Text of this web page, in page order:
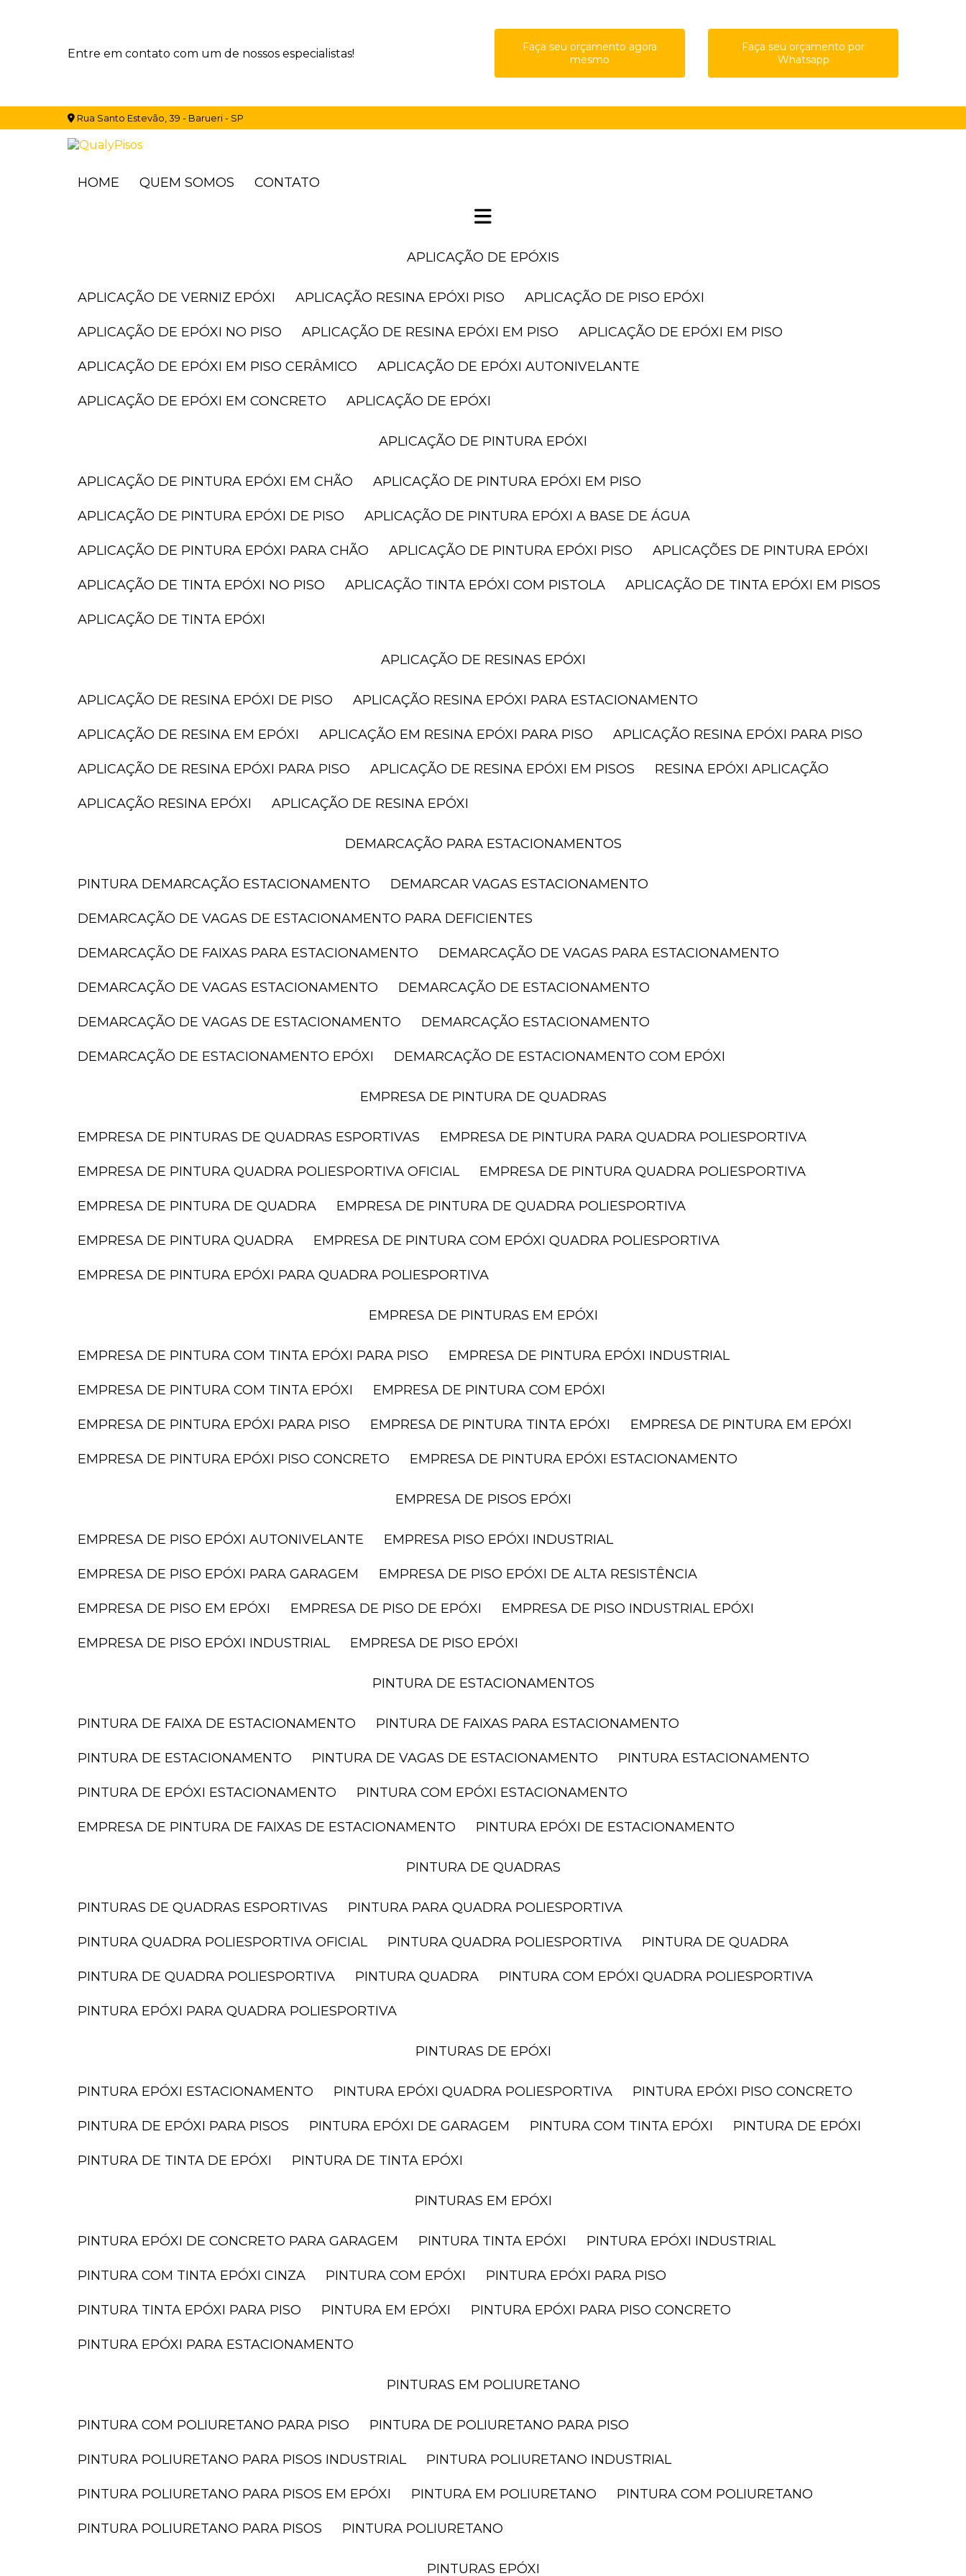
Entre em contato com um de nossos especialistas!
Faça seu orçamento agora
mesmo
Faça seu orçamento por
Whatsapp
Rua Santo Estevão, 39 - Barueri - SP
HOME QUEM SOMOS CONTATO
APLICAÇÃO DE EPÓXIS
APLICAÇÃO DE VERNIZ EPÓXI APLICAÇÃO RESINA EPÓXI PISO APLICAÇÃO DE PISO EPÓXI
APLICAÇÃO DE EPÓXI NO PISO APLICAÇÃO DE RESINA EPÓXI EM PISO APLICAÇÃO DE EPÓXI EM PISO
APLICAÇÃO DE EPÓXI EM PISO CERÂMICO APLICAÇÃO DE EPÓXI AUTONIVELANTE
APLICAÇÃO DE EPÓXI EM CONCRETO APLICAÇÃO DE EPÓXI
APLICAÇÃO DE PINTURA EPÓXI
APLICAÇÃO DE PINTURA EPÓXI EM CHÃO APLICAÇÃO DE PINTURA EPÓXI EM PISO
APLICAÇÃO DE PINTURA EPÓXI DE PISO APLICAÇÃO DE PINTURA EPÓXI A BASE DE ÁGUA
APLICAÇÃO DE PINTURA EPÓXI PARA CHÃO APLICAÇÃO DE PINTURA EPÓXI PISO APLICAÇÕES DE PINTURA EPÓXI
APLICAÇÃO DE TINTA EPÓXI NO PISO APLICAÇÃO TINTA EPÓXI COM PISTOLA APLICAÇÃO DE TINTA EPÓXI EM PISOS
APLICAÇÃO DE TINTA EPÓXI
APLICAÇÃO DE RESINAS EPÓXI
APLICAÇÃO DE RESINA EPÓXI DE PISO APLICAÇÃO RESINA EPÓXI PARA ESTACIONAMENTO
APLICAÇÃO DE RESINA EM EPÓXI APLICAÇÃO EM RESINA EPÓXI PARA PISO APLICAÇÃO RESINA EPÓXI PARA PISO
APLICAÇÃO DE RESINA EPÓXI PARA PISO APLICAÇÃO DE RESINA EPÓXI EM PISOS RESINA EPÓXI APLICAÇÃO
APLICAÇÃO RESINA EPÓXI APLICAÇÃO DE RESINA EPÓXI
DEMARCAÇÃO PARA ESTACIONAMENTOS
PINTURA DEMARCAÇÃO ESTACIONAMENTO DEMARCAR VAGAS ESTACIONAMENTO
DEMARCAÇÃO DE VAGAS DE ESTACIONAMENTO PARA DEFICIENTES
DEMARCAÇÃO DE FAIXAS PARA ESTACIONAMENTO DEMARCAÇÃO DE VAGAS PARA ESTACIONAMENTO
DEMARCAÇÃO DE VAGAS ESTACIONAMENTO DEMARCAÇÃO DE ESTACIONAMENTO
DEMARCAÇÃO DE VAGAS DE ESTACIONAMENTO DEMARCAÇÃO ESTACIONAMENTO
DEMARCAÇÃO DE ESTACIONAMENTO EPÓXI DEMARCAÇÃO DE ESTACIONAMENTO COM EPÓXI
EMPRESA DE PINTURA DE QUADRAS
EMPRESA DE PINTURAS DE QUADRAS ESPORTIVAS EMPRESA DE PINTURA PARA QUADRA POLIESPORTIVA
EMPRESA DE PINTURA QUADRA POLIESPORTIVA OFICIAL EMPRESA DE PINTURA QUADRA POLIESPORTIVA
EMPRESA DE PINTURA DE QUADRA EMPRESA DE PINTURA DE QUADRA POLIESPORTIVA
EMPRESA DE PINTURA QUADRA EMPRESA DE PINTURA COM EPÓXI QUADRA POLIESPORTIVA
EMPRESA DE PINTURA EPÓXI PARA QUADRA POLIESPORTIVA
EMPRESA DE PINTURAS EM EPÓXI
EMPRESA DE PINTURA COM TINTA EPÓXI PARA PISO EMPRESA DE PINTURA EPÓXI INDUSTRIAL
EMPRESA DE PINTURA COM TINTA EPÓXI EMPRESA DE PINTURA COM EPÓXI
EMPRESA DE PINTURA EPÓXI PARA PISO EMPRESA DE PINTURA TINTA EPÓXI EMPRESA DE PINTURA EM EPÓXI
EMPRESA DE PINTURA EPÓXI PISO CONCRETO EMPRESA DE PINTURA EPÓXI ESTACIONAMENTO
EMPRESA DE PISOS EPÓXI
EMPRESA DE PISO EPÓXI AUTONIVELANTE EMPRESA PISO EPÓXI INDUSTRIAL
EMPRESA DE PISO EPÓXI PARA GARAGEM EMPRESA DE PISO EPÓXI DE ALTA RESISTÊNCIA
EMPRESA DE PISO EM EPÓXI EMPRESA DE PISO DE EPÓXI EMPRESA DE PISO INDUSTRIAL EPÓXI
EMPRESA DE PISO EPÓXI INDUSTRIAL EMPRESA DE PISO EPÓXI
PINTURA DE ESTACIONAMENTOS
PINTURA DE FAIXA DE ESTACIONAMENTO PINTURA DE FAIXAS PARA ESTACIONAMENTO
PINTURA DE ESTACIONAMENTO PINTURA DE VAGAS DE ESTACIONAMENTO PINTURA ESTACIONAMENTO
PINTURA DE EPÓXI ESTACIONAMENTO PINTURA COM EPÓXI ESTACIONAMENTO
EMPRESA DE PINTURA DE FAIXAS DE ESTACIONAMENTO PINTURA EPÓXI DE ESTACIONAMENTO
PINTURA DE QUADRAS
PINTURAS DE QUADRAS ESPORTIVAS PINTURA PARA QUADRA POLIESPORTIVA
PINTURA QUADRA POLIESPORTIVA OFICIAL PINTURA QUADRA POLIESPORTIVA PINTURA DE QUADRA
PINTURA DE QUADRA POLIESPORTIVA PINTURA QUADRA PINTURA COM EPÓXI QUADRA POLIESPORTIVA
PINTURA EPÓXI PARA QUADRA POLIESPORTIVA
PINTURAS DE EPÓXI
PINTURA EPÓXI ESTACIONAMENTO PINTURA EPÓXI QUADRA POLIESPORTIVA PINTURA EPÓXI PISO CONCRETO
PINTURA DE EPÓXI PARA PISOS PINTURA EPÓXI DE GARAGEM PINTURA COM TINTA EPÓXI PINTURA DE EPÓXI
PINTURA DE TINTA DE EPÓXI PINTURA DE TINTA EPÓXI
PINTURAS EM EPÓXI
PINTURA EPÓXI DE CONCRETO PARA GARAGEM PINTURA TINTA EPÓXI PINTURA EPÓXI INDUSTRIAL
PINTURA COM TINTA EPÓXI CINZA PINTURA COM EPÓXI PINTURA EPÓXI PARA PISO
PINTURA TINTA EPÓXI PARA PISO PINTURA EM EPÓXI PINTURA EPÓXI PARA PISO CONCRETO
PINTURA EPÓXI PARA ESTACIONAMENTO
PINTURAS EM POLIURETANO
PINTURA COM POLIURETANO PARA PISO PINTURA DE POLIURETANO PARA PISO
PINTURA POLIURETANO PARA PISOS INDUSTRIAL PINTURA POLIURETANO INDUSTRIAL
PINTURA POLIURETANO PARA PISOS EM EPÓXI PINTURA EM POLIURETANO PINTURA COM POLIURETANO
PINTURA POLIURETANO PARA PISOS PINTURA POLIURETANO
PINTURAS EPÓXI